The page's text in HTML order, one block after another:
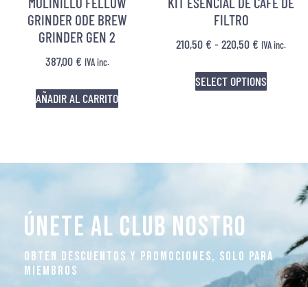
GRINDER ODE BREW
GRINDER GEN 2
387,00€ IVA inc.
AÑADIR AL CARRITO
FILTRO
210,50€ -220,50€ IVA inc.
SELECT OPTIONS
ÚNETE AL CLUB NOSTRO
OBTEN DESCUENTOS Y PROMOCIONES, SOLO PARA
MIEMBROS